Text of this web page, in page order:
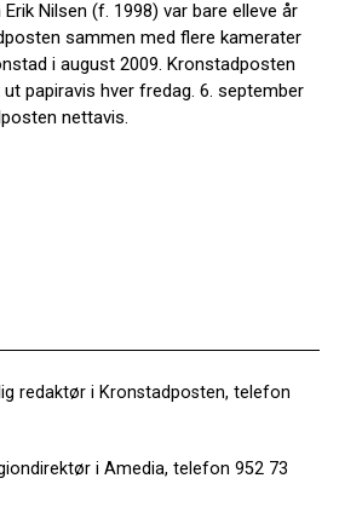
Nilsen (f. 1998) var bare elleve år
sammen med flere kamerater
i august 2009. Kronstadposten
papiravis hver fredag. 6. september
nettavis.
redaktør i Kronstadposten, telefon
i Amedia, telefon 952 73